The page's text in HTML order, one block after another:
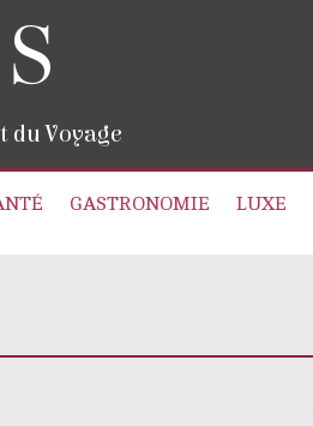
du Voyage
GASTRONOMIE LUXE